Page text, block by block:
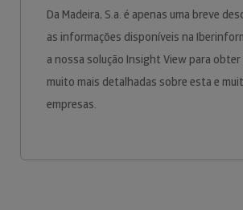
Da Madeira, S.a. é apenas uma breve
as informações disponíveis na
a nossa solução Insight View para
muito mais detalhadas sobre esta e
empresas.